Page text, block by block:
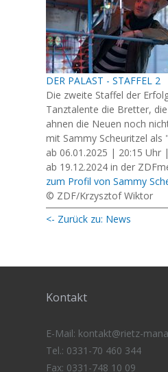
DER PALAST - STAFFEL 2
Die zweite Staffel der
Tanztalente die Bretter,
ahnen die Neuen noch
mit Sammy Scheuritzel als
ab 06.01.2025 | 20:15 Uhr
ab 19.12.2024 in der
zum Profil von Sammy
© ZDF/Krzysztof Wiktor
<- Zurück zu: News
Kontakt
E-Mail: kontakt@rietz-
Tel.: 0331-70 460 344
Fax: 0331-748 10 09